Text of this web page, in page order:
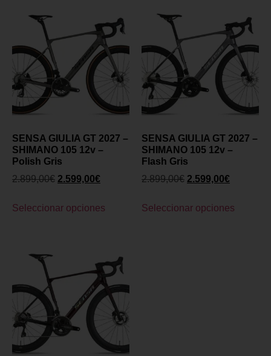
SENSA GIULIA GT 2027 –
SHIMANO 105 12v –
Polish Gris
2.899,00€ 2.599,00€
Seleccionar opciones
SENSA GIULIA GT 2027 –
SHIMANO 105 12v –
Flash Gris
2.899,00€ 2.599,00€
Seleccionar opciones